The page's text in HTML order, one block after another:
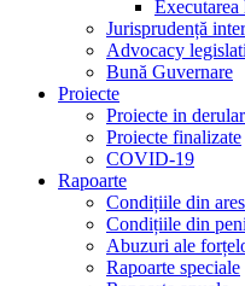
Jurisprudență
Advocacy
Bună Guvernare
Proiecte
Proiecte in
Proiecte finalizate
COVID-19
Rapoarte
Condițiile din
Condițiile din
Abuzuri ale
Rapoarte speciale